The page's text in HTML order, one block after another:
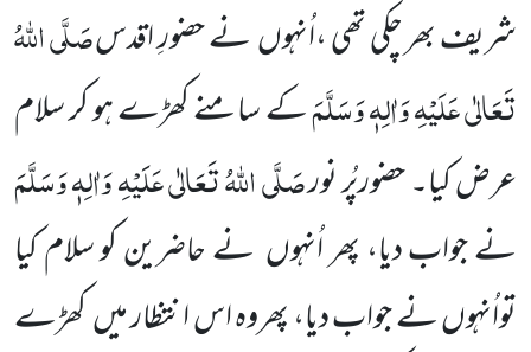
شریف بھر چکی تھی ،اُنہوںنے حضورِ اقدسصَلَّی اللّٰہُ
تَعَالٰی عَلَیْہِ وَاٰلِہٖ وَسَلَّمَکے سامنے کھڑے ہو کر سلام
عرضکیا۔ حضورپُر نورصَلَّی اللّٰہُ تَعَالٰی عَلَیْہِ وَاٰلِہٖ وَسَلَّمَ
نے جواب دیا، پھر اُنہوں نے حاضرین کو سلام کیا
تواُنہوں نے جواب دیا، پھروہ اس انتظار میںکھڑے